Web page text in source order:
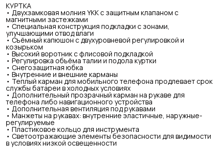
КУРТКА
• Двухзамковая молния YKK с защитным клапаном с
магнитными застежками
• Специальная конструкция подкладки с зонами,
улучшающими отвод влаги
• Съёмный капюшон с двухуровневой регулировкой и
козырьком
• Высокий воротник с флисовой подкладкой
• Регулировка объёма талии и подола куртки
• Снегозащитная юбка
• Внутренние и внешние карманы
• Теплый карман для мобильного телефона продлевает срок
службы батареи в холодных условиях
• Дополнительный прозрачный карман на рукаве для
телефона либо навигационного устройства
• Дополнительная вентиляция под рукавами
• Манжеты на рукавах: внутренние эластичные, наружные-
регулируемые
• Пластиковое кольцо для инструмента
• Светоотражающие элементы безопасности для видимости
в условиях низкой освещенности